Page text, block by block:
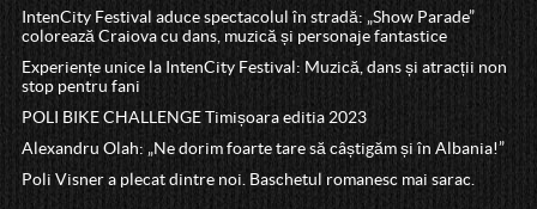
IntenCity Festival aduce spectacolul în stradă: „Show Parade”
colorează Craiova cu dans, muzică și personaje fantastice
Experiențe unice la IntenCity Festival: Muzică, dans și atracții non
stop pentru fani
POLI BIKE CHALLENGE Timișoara editia 2023
Alexandru Olah: „Ne dorim foarte tare să câștigăm și în Albania!”
Poli Visner a plecat dintre noi. Baschetul romanesc mai sarac.